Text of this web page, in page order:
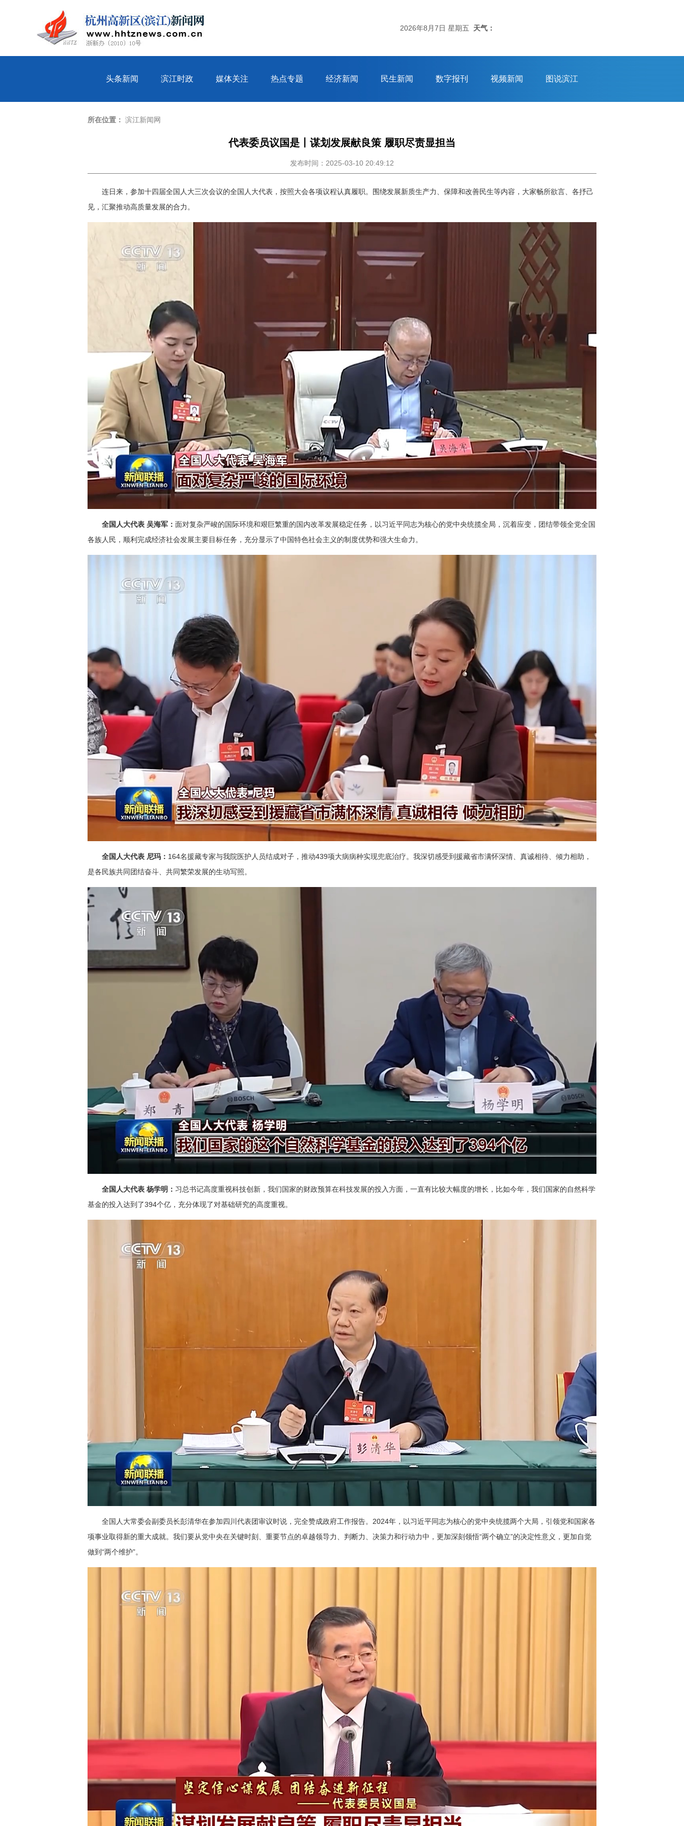
2026年8月7日 星期五 天气：
头条新闻 滨江时政 媒体关注 热点专题 经济新闻 民生新闻 数字报刊 视频新闻 图说滨江
所在位置： 滨江新闻网
代表委员议国是丨谋划发展献良策 履职尽责显担当
发布时间：2025-03-10 20:49:12
连日来，参加十四届全国人大三次会议的全国人大代表，按照大会各项议程认真履职。围绕发展新质生产力、保障和改善民生等内容，大家畅所欲言、各抒己
见，汇聚推动高质量发展的合力。
全国人大代表 吴海军： 面对复杂严峻的国际环境和艰巨繁重的国内改革发展稳定任务，以习近平同志为核心的党中央统揽全局，沉着应变，团结带领全党全国
各族人民，顺利完成经济社会发展主要目标任务，充分显示了中国特色社会主义的制度优势和强大生命力。
全国人大代表 尼玛： 164名援藏专家与我院医护人员结成对子，推动439项大病病种实现兜底治疗。我深切感受到援藏省市满怀深情、真诚相待、倾力相助，
是各民族共同团结奋斗、共同繁荣发展的生动写照。
全国人大代表 杨学明： 习总书记高度重视科技创新，我们国家的财政预算在科技发展的投入方面，一直有比较大幅度的增长，比如今年，我们国家的自然科学
基金的投入达到了394个亿，充分体现了对基础研究的高度重视。
全国人大常委会副委员长彭清华在参加四川代表团审议时说，完全赞成政府工作报告。2024年，以习近平同志为核心的党中央统揽两个大局，引领党和国家各
项事业取得新的重大成就。我们要从党中央在关键时刻、重要节点的卓越领导力、判断力、决策力和行动力中，更加深刻领悟“两个确立”的决定性意义，更加自觉
做到“两个维护”。